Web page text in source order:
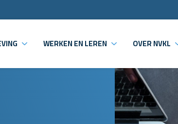
WERKEN EN LEREN OVER NVKL